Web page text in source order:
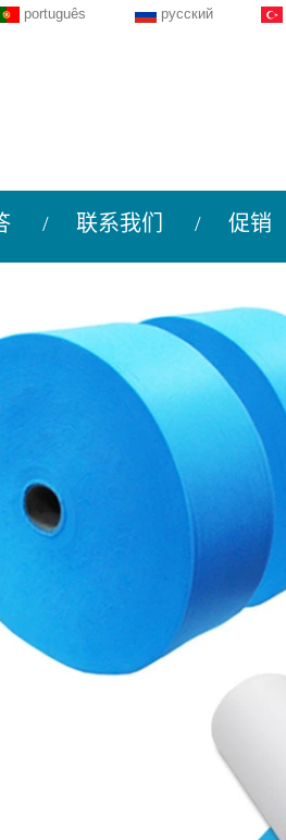
português русский
联系我们 促销